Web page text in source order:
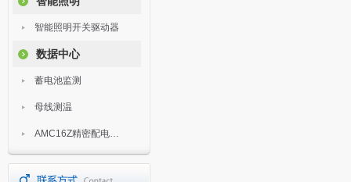
智能照明开关驱动器
数据中心
蓄电池监测
母线测温
AMC16Z精密配电监控装置